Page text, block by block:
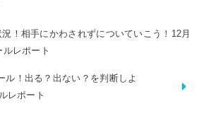
況！相手にかわされずについていこう！12月
ルレポート
ル！出る？出ない？を判断しよ
レポート